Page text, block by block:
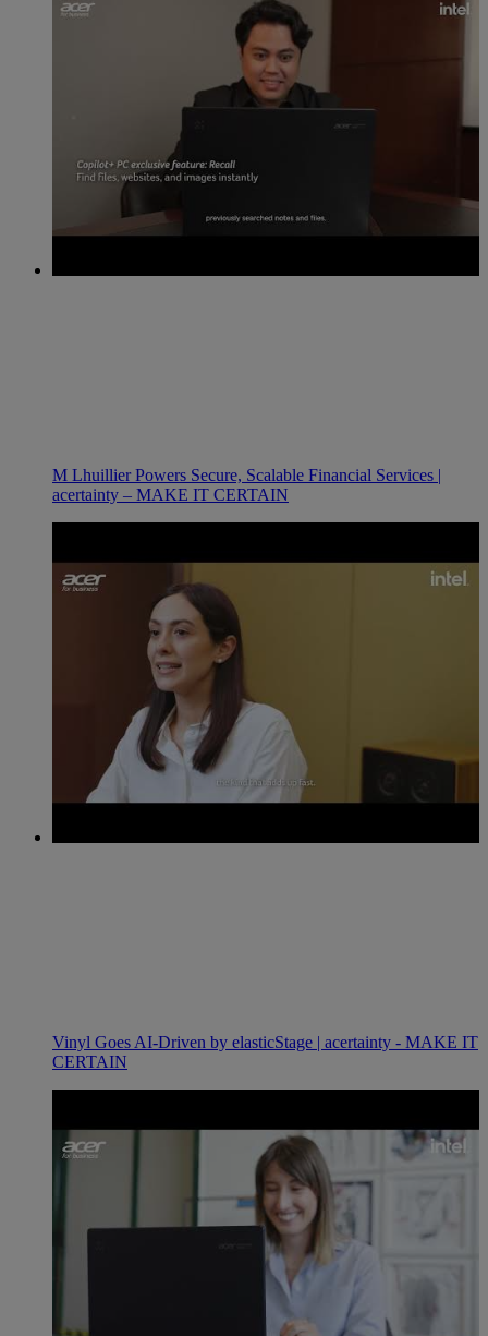
M Lhuillier Powers Secure, Scalable Financial Services |
acertainty – MAKE IT CERTAIN
Vinyl Goes AI-Driven by elasticStage | acertainty - MAKE IT
CERTAIN